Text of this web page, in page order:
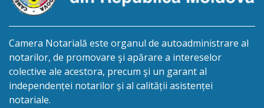
Camera Notarială este organul de autoadministrare al
notarilor, de promovare şi apărare a intereselor
colective ale acestora, precum şi un garant al
independenței notarilor și al calității asistenței
notariale.